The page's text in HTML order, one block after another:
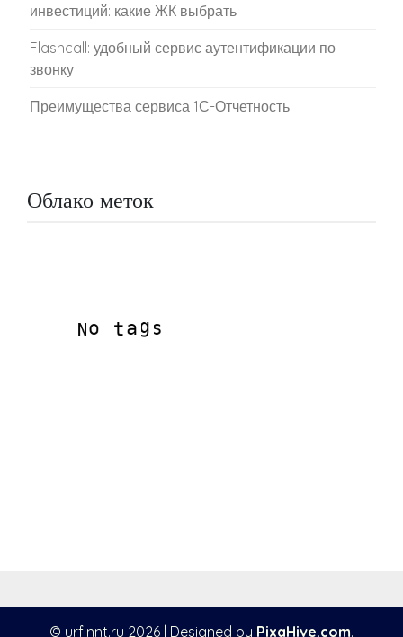
инвестиций: какие ЖК выбрать
Flashcall: удобный сервис аутентификации по
звонку
Преимущества сервиса 1С-Отчетность
Облако меток
© urfinnt.ru 2026 | Designed by PixaHive.com.